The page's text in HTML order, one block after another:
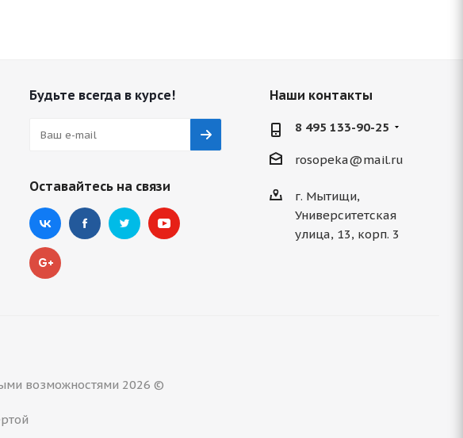
Будьте всегда в курсе!
Оставайтесь на связи
Наши контакты
8 495 133-90-25
rosopeka@mail.ru
г. Мытищи,
Университетская
улица, 13, корп. 3
возможностями 2026 ©